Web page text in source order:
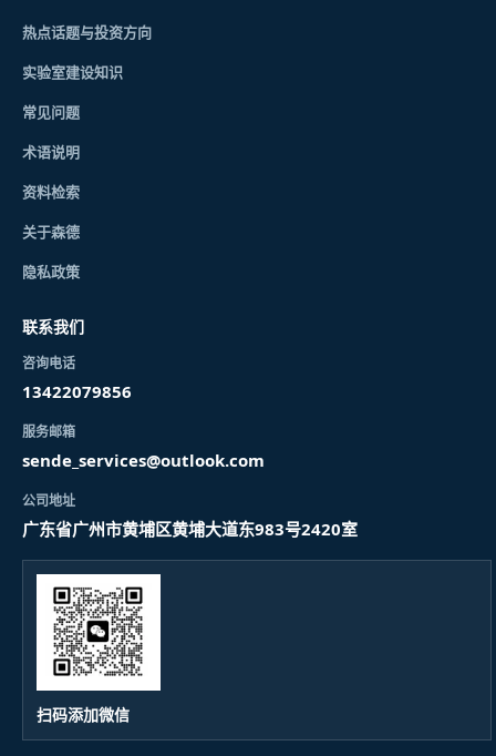
热点话题与投资方向
实验室建设知识
常见问题
术语说明
资料检索
关于森德
隐私政策
联系我们
咨询电话
13422079856
服务邮箱
sende_services@outlook.com
公司地址
广东省广州市黄埔区黄埔大道东983号2420室
扫码添加微信